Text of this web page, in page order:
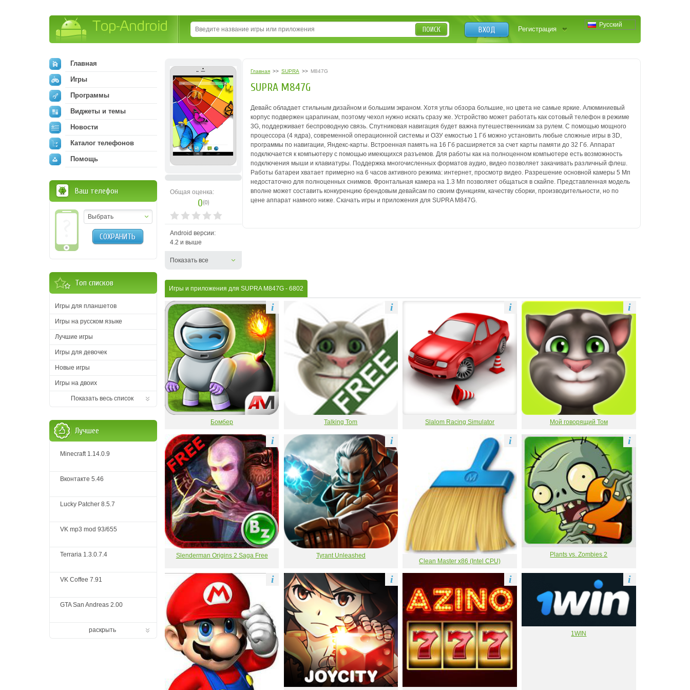
Русский
ВХОД Регистрация
ПОИСК
Общая оценка:
0(0)
Android версии:
4.2 и выше
Показать все
Главная >> SUPRA >> M847G
SUPRA M847G
Девайс обладает стильным дизайном и большим экраном. Хотя углы обзора большие, но цвета не самые яркие. Алюминиевый
корпус подвержен царапинам, поэтому чехол нужно искать сразу же. Устройство может работать как сотовый телефон в режиме
3G, поддерживает беспроводную связь. Спутниковая навигация будет важна путешественникам за рулем. С помощью мощного
процессора (4 ядра), современной операционной системы и ОЗУ емкостью 1 Гб можно установить любые сложные игры в 3D,
программы по навигации, Яндекс-карты. Встроенная память на 16 Гб расширяется за счет карты памяти до 32 Гб. Аппарат
подключается к компьютеру с помощью имеющихся разъемов. Для работы как на полноценном компьютере есть возможность
подключения мыши и клавиатуры. Поддержка многочисленных форматов аудио, видео позволяет закачивать различный флеш.
Работы батареи хватает примерно на 6 часов активного режима: интернет, просмотр видео. Разрешение основной камеры 5 Мп
недостаточно для полноценных снимков. Фронтальная камера на 1.3 Мп позволяет общаться в скайпе. Представленная модель
вполне может составить конкуренцию брендовым девайсам по своим функциям, качеству сборки, производительности, но по
цене аппарат намного ниже. Скачать игры и приложения для SUPRA M847G.
Игры и приложения для SUPRA M847G - 6802
Бомбер
i
Talking Tom
i
Slalom Racing Simulator
i
Мой говорящий Том
i
Slenderman Origins 2 Saga Free
i
Tyrant Unleashed
i
Clean Master x86 (Intel CPU)
i
Plants vs. Zombies 2
i
i i i
1WIN
i
Главная
Игры
Программы
Виджеты и темы
Новости
Каталог телефонов
Помощь
Ваш телефон
Выбрать
СОХРАНИТЬ
Топ списков
Игры для планшетов
Игры на русском языке
Лучшие игры
Игры для девочек
Новые игры
Игры на двоих
Показать весь список
Лучшее
Minecraft 1.14.0.9
Вконтакте 5.46
Lucky Patcher 8.5.7
VK mp3 mod 93/655
Terraria 1.3.0.7.4
VK Coffee 7.91
GTA San Andreas 2.00
раскрыть